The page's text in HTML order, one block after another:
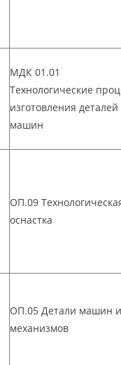
МДК 01.01
Технологические
изготовления деталей
машин
ОП.09
оснастка
ОП.05 Детали машин и
механизмов